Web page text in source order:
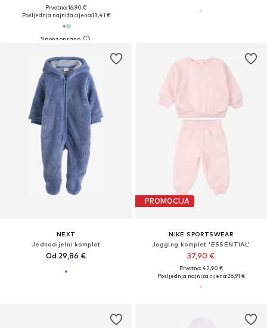
Prvotno: 16,90 €
Posljednja najniža cijena:13,41 €
NEXT
Jednodijelni komplet
Od 29,86 €
PROMOCIJA
NIKE SPORTSWEAR
Jogging komplet 'ESSENTIAL'
37,90 €
Prvotno: 42,90 €
Posljednja najniža cijena:26,91 €